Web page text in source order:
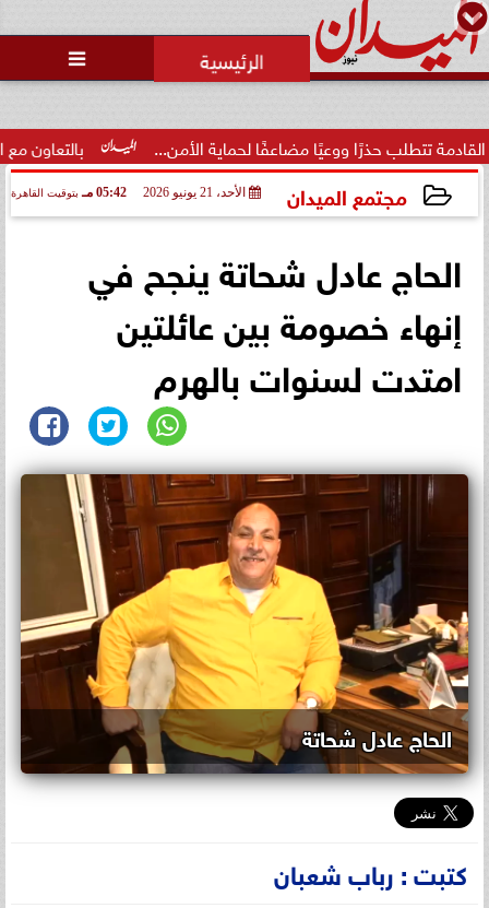

بالتعاون مع البنك ووعيًا مضاعفًا لحماية الأمن...
مجتمع الميدان الأحد، 21 يونيو 2026 05:42 مـ بتوقيت القاهرة
الحاج عادل شحاتة ينجح في
إنهاء خصومة بين عائلتين
امتدت لسنوات بالهرم
الحاج عادل شحاتة
كتبت : رباب شعبان